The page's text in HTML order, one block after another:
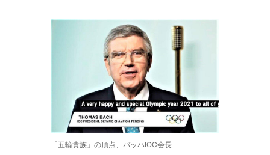
「五輪貴族」の頂点、バッハIOC会長